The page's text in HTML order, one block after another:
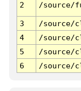
2 /source/
3 /source/
4
/source/
5
/source/
6
/source/